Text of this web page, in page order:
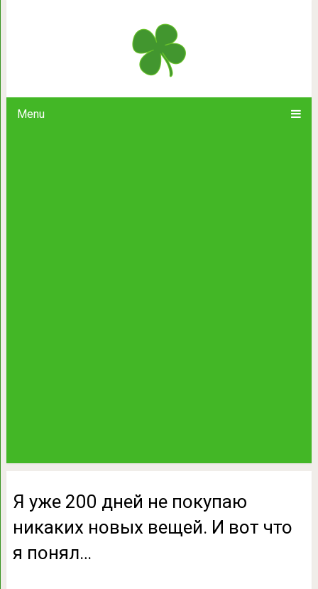
Menu
Я уже 200 дней не покупаю
Я уже 200 дней не покупаю
никаких новых вещей. И вот что
я понял…